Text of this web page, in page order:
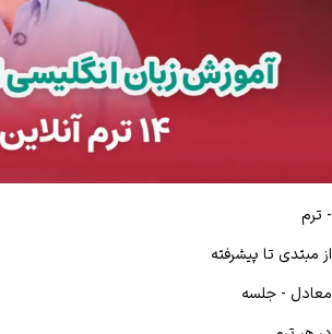
- ترم
از مبتدی تا پیشرفته
معادل - جلسه